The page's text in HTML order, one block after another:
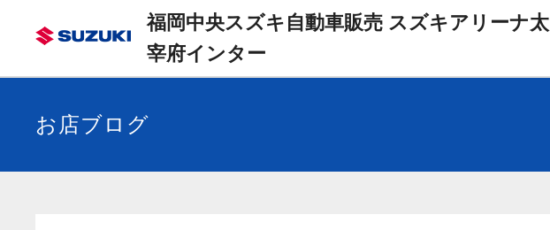
福岡中央スズキ自動車販売 スズキアリーナ太
宰府インター
お店ブログ